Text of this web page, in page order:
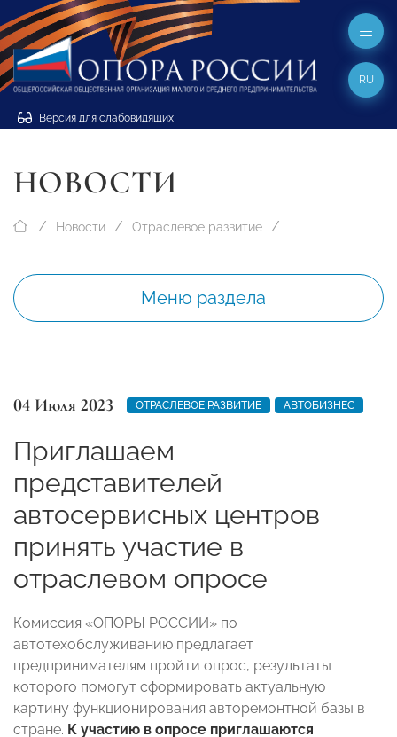
Версия для слабовидящих
RU
НОВОСТИ
Новости Отраслевое развитие
Меню раздела
04 Июля 2023 ОТРАСЛЕВОЕ РАЗВИТИЕ АВТОБИЗНЕС
Приглашаем
представителей
автосервисных центров
принять участие в
отраслевом опросе
Комиссия «ОПОРЫ РОССИИ» по
автотехобслуживанию предлагает
предпринимателям пройти опрос, результаты
которого помогут сформировать актуальную
картину функционирования авторемонтной базы в
стране. К участию в опросе приглашаются